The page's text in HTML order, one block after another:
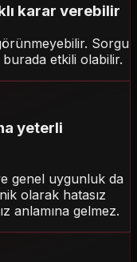
karar verebilir
Sorgu
burada etkili olabilir.
yeterli
genel uygunluk da
olarak hatasız
anlamına gelmez.